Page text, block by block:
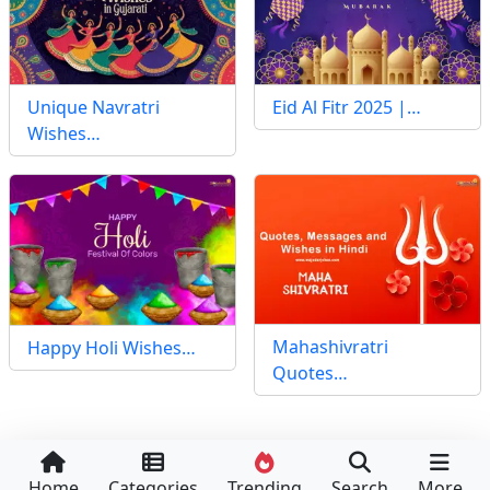
Unique Navratri
Wishes…
Eid Al Fitr 2025 |…
Happy Holi Wishes…
Mahashivratri
Quotes…